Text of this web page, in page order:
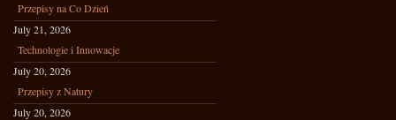
Przepisy na Co Dzień
July 21, 2026
Technologie i Innowacje
July 20, 2026
Przepisy z Natury
July 20, 2026